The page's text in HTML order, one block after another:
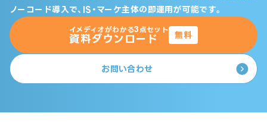
ノーコード導入で、IS・マーケ主体の即運用が可能です。
イメディオがわかる3点セット
資料ダウンロード 無料
お問い合わせ